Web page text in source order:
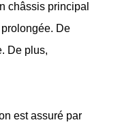
châssis principal
De
De plus,
est assuré par